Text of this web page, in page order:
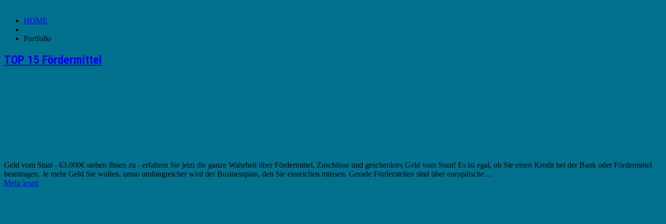
HOME
Portfolio
TOP 15 Fördermittel
Geld vom Staat - 63.000€ stehen Ihnen zu - erfahren Sie jetzt die ganze Wahrheit über Fördermittel, Zuschüsse und geschenktes Geld vom Staat! Es ist egal, ob Sie einen Kredit bei der Bank oder Fördermittel
beantragen. Je mehr Geld Sie wollen, umso umfangreicher wird der Businessplan, den Sie einreichen müssen. Gerade Förderstellen sind über europäische…
Mehr lesen